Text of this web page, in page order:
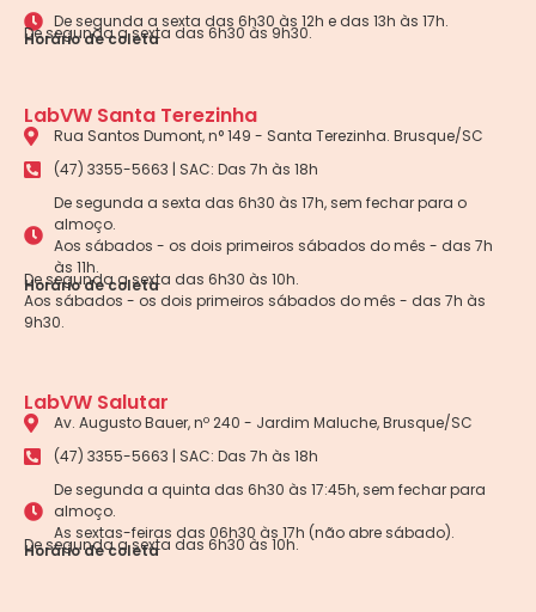
De segunda a sexta das 6h30 às 12h e das 13h às 17h.
Horário de coleta
De segunda a sexta das 6h30 às 9h30.
LabVW Santa Terezinha
Rua Santos Dumont, n° 149 - Santa Terezinha. Brusque/SC
(47) 3355-5663 | SAC: Das 7h às 18h
De segunda a sexta das 6h30 às 17h, sem fechar para o
almoço.
Aos sábados - os dois primeiros sábados do mês - das 7h
às 11h.
Horário de coleta
De segunda a sexta das 6h30 às 10h.
Aos sábados - os dois primeiros sábados do mês - das 7h às
9h30.
LabVW Salutar
Av. Augusto Bauer, nº 240 - Jardim Maluche, Brusque/SC
(47) 3355-5663 | SAC: Das 7h às 18h
De segunda a quinta das 6h30 às 17:45h, sem fechar para
almoço.
As sextas-feiras das 06h30 às 17h (não abre sábado).
Horário de coleta
De segunda a sexta das 6h30 às 10h.